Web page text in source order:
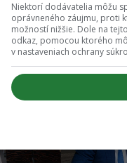
Niektorí dodávatelia môžu
oprávneného záujmu, proti
možností nižšie. Dole na
odkaz, pomocou ktorého
v nastaveniach ochrany